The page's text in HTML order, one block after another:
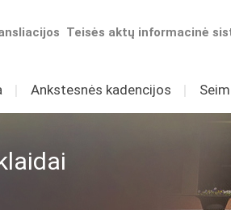
Teisės aktų informacinė
I Ankstesnės kadencijos I